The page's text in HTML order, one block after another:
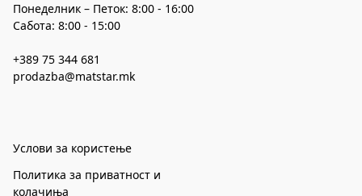
Понеделник – Петок: 8:00 - 16:00
Сабота: 8:00 - 15:00
+389 75 344 681
prodazba@matstar.mk
Услови за користење
Политика за приватност и
колачиња